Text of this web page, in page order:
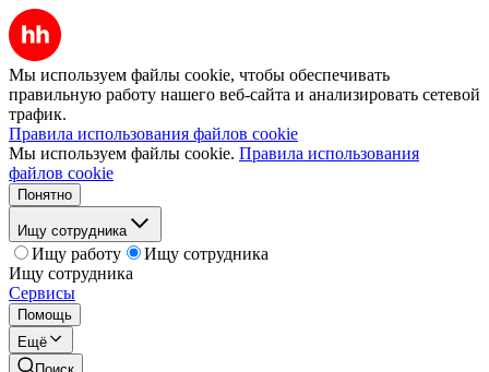
Мы используем файлы cookie, чтобы обеспечивать
правильную работу нашего веб-сайта и анализировать сетевой
трафик.
Правила использования файлов cookie
Мы используем файлы cookie. Правила использования
файлов cookie
Понятно
Ищу сотрудника
Ищу работу
Ищу сотрудника
Ищу сотрудника
Сервисы
Помощь
Ещё